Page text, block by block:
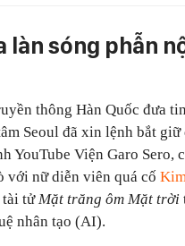
làn sóng phẫn
thông Hàn Quốc đưa
Seoul đã xin lệnh bắt
YouTube Viện Garo Sero,
với nữ diễn viên quá cố
tài tửMặt trăng ôm Mặt trời
nhân tạo (AI).